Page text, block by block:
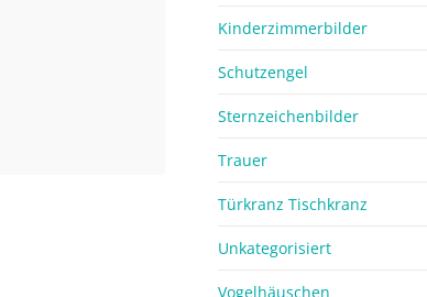
Kinderzimmerbilder
Schutzengel
Sternzeichenbilder
Trauer
Türkranz Tischkranz
Unkategorisiert
Vogelhäuschen